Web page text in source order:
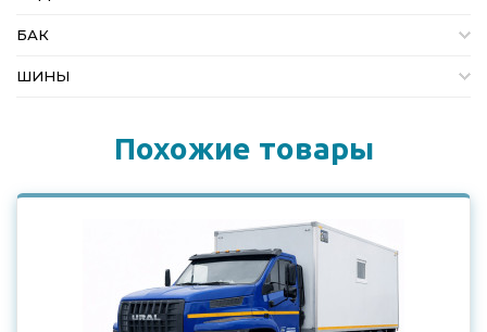
БАК
ШИНЫ
Похожие товары